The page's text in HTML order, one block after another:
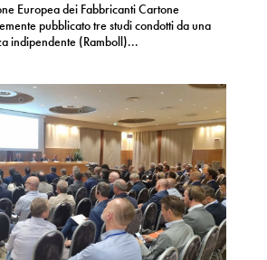
Europea dei Fabbricanti Cartone
pubblicato tre studi condotti da una
indipendente (Ramboll)...